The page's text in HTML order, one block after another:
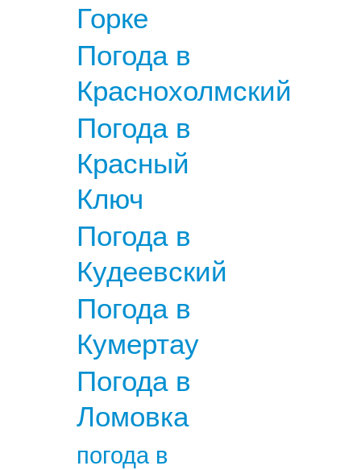
Горке
Погода в
Краснохолмский
Погода в
Красный
Ключ
Погода в
Кудеевский
Погода в
Кумертау
Погода в
Ломовка
погода в